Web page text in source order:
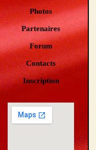
Photos
Partenaires
Forum
Contacts
Inscription